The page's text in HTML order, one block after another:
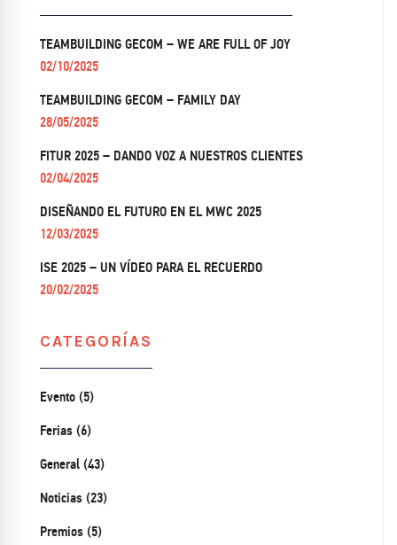
TEAMBUILDING GECOM – WE ARE FULL OF JOY
02/10/2025
TEAMBUILDING GECOM – FAMILY DAY
28/05/2025
FITUR 2025 – DANDO VOZ A NUESTROS CLIENTES
02/04/2025
DISEÑANDO EL FUTURO EN EL MWC 2025
12/03/2025
ISE 2025 – UN VÍDEO PARA EL RECUERDO
20/02/2025
CATEGORÍAS
Evento (5)
Ferias (6)
General (43)
Noticias (23)
Premios (5)